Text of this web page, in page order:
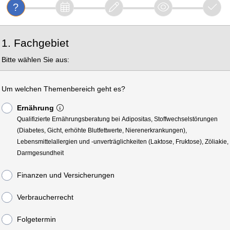
1. Fachgebiet
Bitte wählen Sie aus:
Um welchen Themenbereich geht es?
Ernährung
Qualifizierte Ernährungsberatung bei Adipositas, Stoffwechselstörungen
(Diabetes, Gicht, erhöhte Blutfettwerte, Nierenerkrankungen),
Lebensmittelallergien und -unverträglichkeiten (Laktose, Fruktose), Zöliakie,
Darmgesundheit
Finanzen und Versicherungen
Verbraucherrecht
Folgetermin